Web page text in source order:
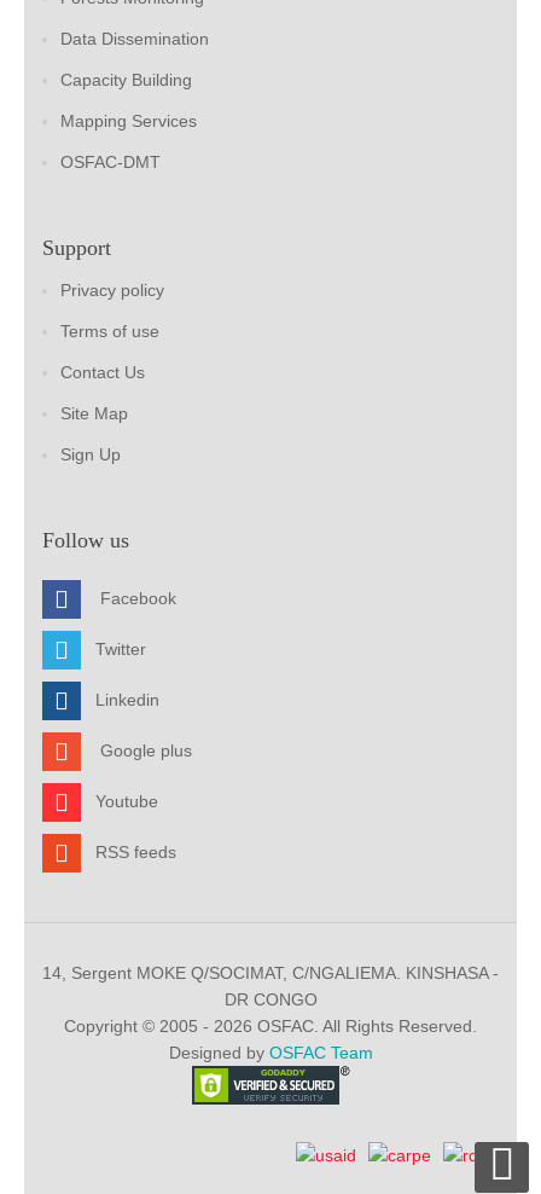
Data Dissemination
Capacity Building
Mapping Services
OSFAC-DMT
Support
Privacy policy
Terms of use
Contact Us
Site Map
Sign Up
Follow us
Facebook
Twitter
Linkedin
Google plus
Youtube
RSS feeds
14, Sergent MOKE Q/SOCIMAT, C/NGALIEMA. KINSHASA -
DR CONGO
Copyright © 2005 - 2026 OSFAC. All Rights Reserved.
Designed by OSFAC Team